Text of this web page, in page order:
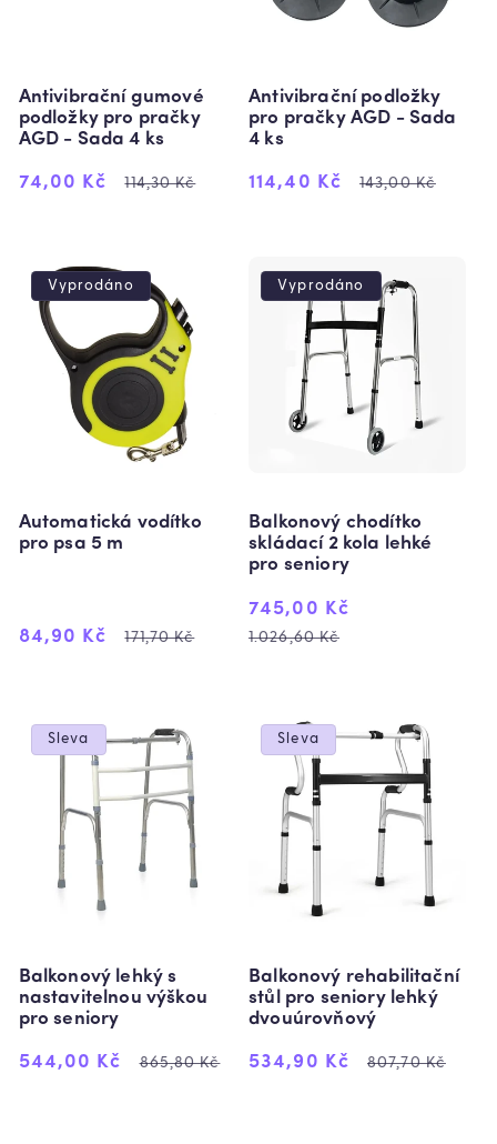
Antivibrační gumové
podložky pro pračky
AGD - Sada 4 ks
Výprodejová
74,00 Kč
Běžná
114,30 Kč
Antivibrační podložky
pro pračky AGD - Sada
4 ks
Výprodejová
114,40 Kč
Běžná
143,00 Kč
Vyprodáno
Automatická vodítko
pro psa 5 m
Výprodejová
84,90 Kč
Běžná
171,70 Kč
Vyprodáno
Balkonový chodítko
skládací 2 kola lehké
pro seniory
Výprodejová
cena
745,00 Kč
1.026,60 Kč
Sleva
Balkonový lehký s
nastavitelnou výškou
pro seniory
Výprodejová
544,00 Kč
Běžná
865,80 Kč
Sleva
Balkonový rehabilitační
stůl pro seniory lehký
dvouúrovňový
Výprodejová
534,90 Kč
Běžná
807,70 Kč